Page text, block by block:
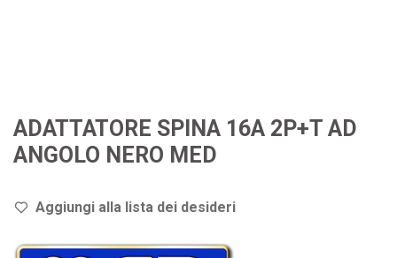
ADATTATORE SPINA 16A 2P+T AD
ANGOLO NERO MED
Aggiungi alla lista dei desideri